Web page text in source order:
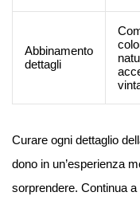
Abbinamento
dettagli
Curare ogni dettaglio
dono in un’esperienza
sorprendere. Continua